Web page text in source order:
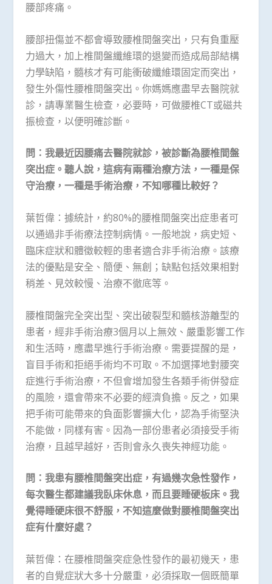
腰部疼痛。
腰部扭傷並不都會導致腰椎間盤突出，只有負重壓
力過大，加上椎間盤纖維環的退變而造成局部結構
力學缺陷，髓核才有可能衝破纖維環固定而突出，
發生外傷性腰椎間盤突出。你媽媽應盡早去醫院就
診，請專業醫生檢查，必要時，可做腰椎CT或磁共
振檢查，以便明確診斷。
問：我最近因腰痛去醫院就診，被診斷為腰椎間盤
突出症。聽人說，這病有兩種治療方法，一種是保
守治療，一種是手術治療，不知哪種比較好？
葉哲偉：據統計，約80%的腰椎間盤突出症患者可
以通過非手術療法控制病情。一般地說，病史短、
臨床症狀和體徵較輕的患者適合非手術治療。該療
法的優點是安全、簡便、無創；缺點包括效果相對
稍差、見效較慢、治療不徹底等。
腰椎間盤完全突出型、突出破裂型和髓核游離型的
患者，經非手術治療3個月以上無效、嚴重影響工作
和生活時，應盡早進行手術治療。需要提醒的是，
盲目手術和拒絕手術均不可取。不加選擇地對腰突
症進行手術治療，不但會增加發生各類手術併發症
的風險，還會帶來不必要的經濟負擔。反之，如果
把手術可能帶來的負面影響擴大化，認為手術堅決
不能做，同樣有害。因為一部份患者必須接受手術
治療，且越早越好，否則會永久喪失神經功能。
問：我患有腰椎間盤突出症，有過幾次急性發作，
每次醫生都建議我臥床休息，而且要睡硬板床。我
覺得睡硬床很不舒服，不知這麼做對腰椎間盤突出
症有什麼好處？
葉哲偉：在腰椎間盤突症急性發作的最初幾天，患
者的自覺症狀大多十分嚴重，必須採取一個既簡單